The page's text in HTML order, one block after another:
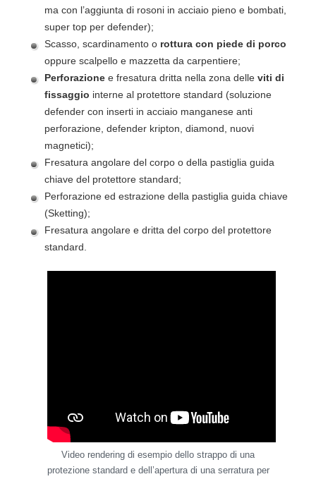
ma con l’aggiunta di rosoni in acciaio pieno e bombati,
super top per defender);
Scasso, scardinamento o rottura con piede di porco
oppure scalpello e mazzetta da carpentiere;
Perforazione e fresatura dritta nella zona delleviti di
fissaggio interne al protettore standard (soluzione
defender con inserti in acciaio manganese anti
perforazione, defender kripton, diamond, nuovi
magnetici);
Fresatura angolare del corpo o della pastiglia guida
chiave del protettore standard;
Perforazione ed estrazione della pastiglia guida chiave
(Sketting);
Fresatura angolare e dritta del corpo del protettore
standard.
Video rendering di esempio dello strappo di una
protezione standard e dell’apertura di una serratura per